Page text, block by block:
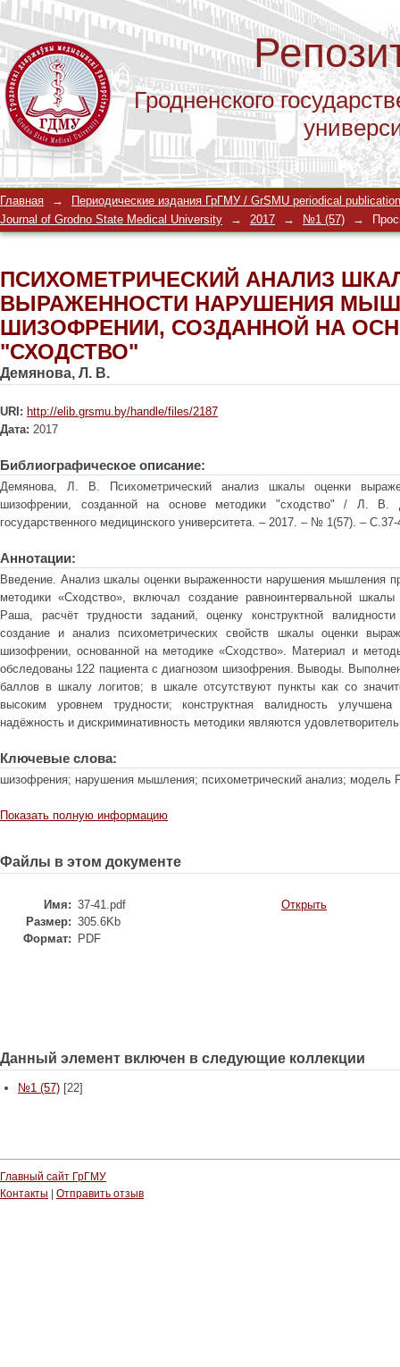
Гродненского
ПСИХОМЕТРИЧЕСКИЙ АНАЛИЗ
НАРУШЕНИЯ МЫШЛЕНИЯ ПРИ
Главная →
Периодические издания ГрГМУ / GrSMU periodical
Journal of Grodno State Medical University
→ 2017 → №1 (57) →
ПСИХОМЕТРИЧЕСКИЙ АНАЛИЗ
ВЫРАЖЕННОСТИ НАРУШЕНИЯ
ШИЗОФРЕНИИ, СОЗДАННОЙ НА
"СХОДСТВО"
Демянова, Л. В.
URI: http://elib.grsmu.by/handle/files/2187
Дата: 2017
Библиографическое описание:
Демянова, Л. В. Психометрический анализ шкалы оценки
шизофрении, созданной на основе методики "сходство" / Л. В.
государственного медицинского университета. – 2017. – № 1(57). – С.37-
Аннотации:
Введение. Анализ шкалы оценки выраженности нарушения мышления
методики «Сходство», включал создание равноинтервальной
Раша, расчёт трудности заданий, оценку конструктной
создание и анализ психометрических свойств шкалы оценки
шизофрении, основанной на методике «Сходство». Материал и
обследованы 122 пациента с диагнозом шизофрения. Выводы.
баллов в шкалу логитов; в шкале отсутствуют пункты как со
высоким уровнем трудности; конструктная валидность
надёжность и дискриминативность методики являются
Ключевые слова:
шизофрения; нарушения мышления; психометрический анализ; модель
Показать полную информацию
Файлы в этом документе
Имя: 37-41.pdf
Размер: 305.6Kb
Формат:
PDF
Открыть
Данный элемент включен в следующие коллекции
№1 (57) [22]
Главный сайт ГрГМУ
Контакты
Отправить отзыв